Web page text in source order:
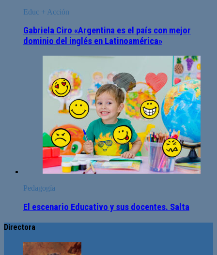
Educ + Acción
Gabriela Ciro «Argentina es el país con mejor
dominio del inglés en Latinoamérica»
Pedagogía
El escenario Educativo y sus docentes. Salta
Directora